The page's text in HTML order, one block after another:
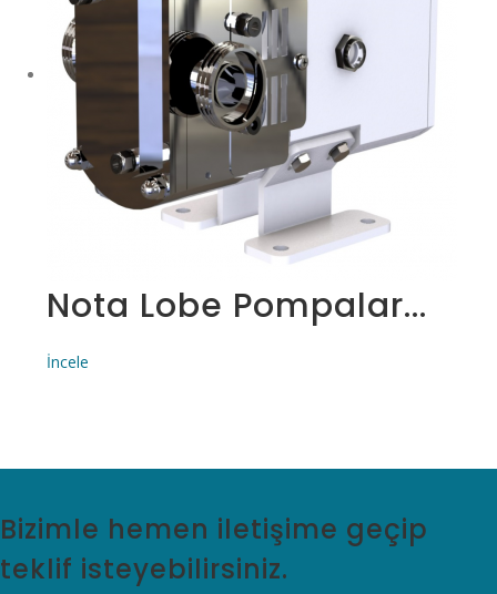
Nota Lobe Pompalar...
İncele
Bizimle hemen iletişime geçip
teklif isteyebilirsiniz.